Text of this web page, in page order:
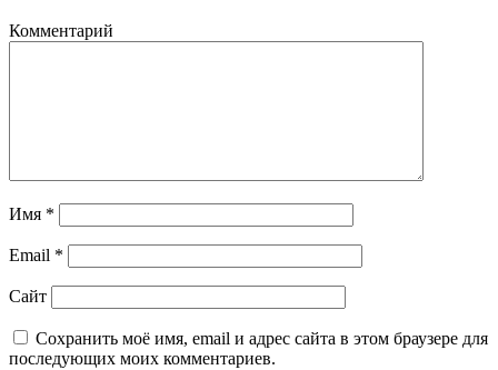
Комментарий
Имя *
Email *
Сайт
Сохранить моё имя, email и адрес сайта в этом браузере для
последующих моих комментариев.